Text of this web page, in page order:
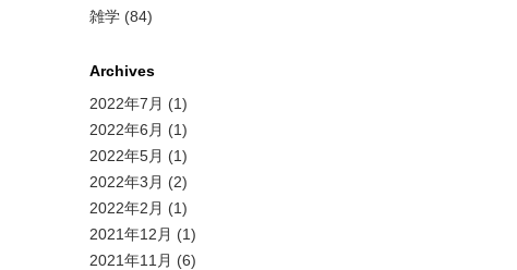
雑学 (84)
Archives
2022年7月 (1)
2022年6月 (1)
2022年5月 (1)
2022年3月 (2)
2022年2月 (1)
2021年12月 (1)
2021年11月 (6)